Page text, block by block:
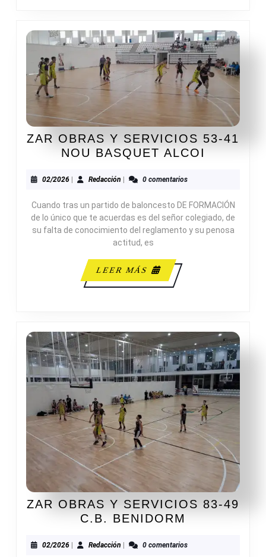
ZAR OBRAS Y SERVICIOS 53-41
NOU BASQUET ALCOI
53-
41
NOU
02/202602/2026
| RedacciónRedacción
| 0 comentarios
Cuando tras un partido de baloncesto DE FORMACIÓN
de lo único que te acuerdas es del señor colegiado, de
su falta de conocimiento del reglamento y su penosa
actitud, es
LEER MÁS
LEER
MÁS
ZAR OBRAS Y SERVICIOS 83-49
C.B. BENIDORM
Y
02/202602/2026
| RedacciónRedacción
| 0 comentarios